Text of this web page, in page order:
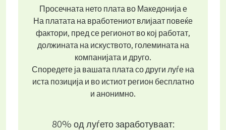
Просечната нето плата во Македонија е
На платата на вработениот влијаат повеќе
фактори, пред се регионот во кој работат,
должината на искуството, големината на
компанијата и друго.
Споредете ја вашата плата со други луѓе на
иста позиција и во истиот регион бесплатно
и анонимно.
80% од луѓето заработуваат: